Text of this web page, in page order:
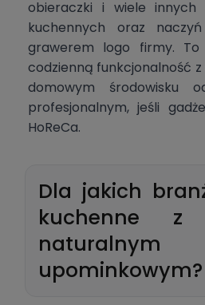
obieraczki i wiele innych
kuchennych oraz
grawerem logo firmy. To
codzienną funkcjonalność
domowym
profesjonalnym, jeśli
HoReCa.
Dla jakich
kuchenne
naturalnym
upominkowym?